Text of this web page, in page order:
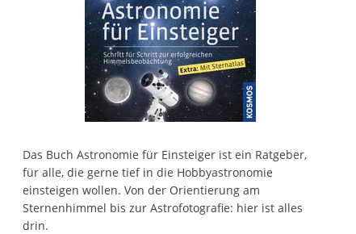
Das Buch Astronomie für Einsteiger ist ein Ratgeber,
für alle, die gerne tief in die Hobbyastronomie
einsteigen wollen. Von der Orientierung am
Sternenhimmel bis zur Astrofotografie: hier ist alles
drin.